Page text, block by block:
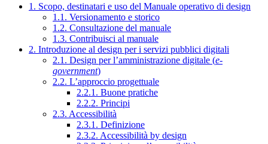
1. Scopo, destinatari e uso del Manuale operativo di design
1.1. Versionamento e storico
1.2. Consultazione del manuale
1.3. Contribuisci al manuale
2. Introduzione al design per i servizi pubblici digitali
2.1. Design per l’amministrazione digitale (e-
government)
2.2. L’approccio progettuale
2.2.1. Buone pratiche
2.2.2. Principi
2.3. Accessibilità
2.3.1. Definizione
2.3.2. Accessibilità by design